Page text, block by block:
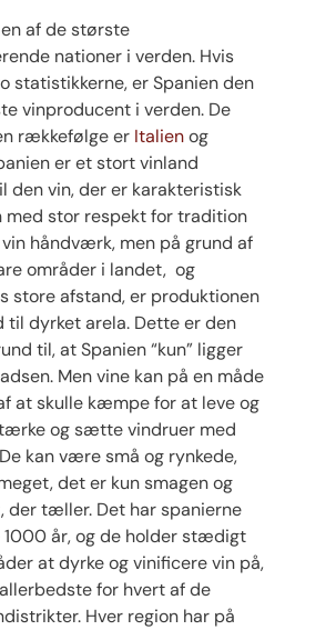
af ​​de største
nationer i verden. Hvis
statistikkerne, er Spanien den
vinproducent i verden. De
rækkefølge er Italienog
er et stort vinland
den vin, der er karakteristisk
med stor respekt for tradition
håndværk, men på grund af
områder i landet, og
store afstand, er produktionen
til dyrket arela. Dette er den
til, at Spanien “kun” ligger
Men vine kan på en måde
at skulle kæmpe for at leve og
og sætte vindruer med
kan være små og rynkede,
det er kun smagen og
der tæller. Det har spanierne
år, og de holder stædigt
at dyrke og vinificere vin på,
for hvert af de
Hver region har på